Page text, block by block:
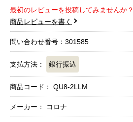
最初のレビューを投稿してみませんか？
商品レビューを書く
問い合わせ番号：301585
支払方法： 銀行振込
商品コード： QU8-2LLM
メーカー： コロナ